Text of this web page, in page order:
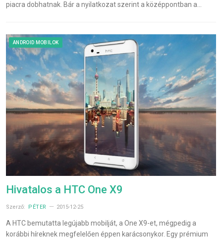
piacra dobhatnak. Bár a nyilatkozat szerint a középpontban a…
ANDROID MOBILOK
Hivatalos a HTC One X9
Szerző: PÉTER 2015-12-25
A HTC bemutatta legújabb mobilját, a One X9-et, mégpedig a
korábbi híreknek megfelelően éppen karácsonykor. Egy prémium